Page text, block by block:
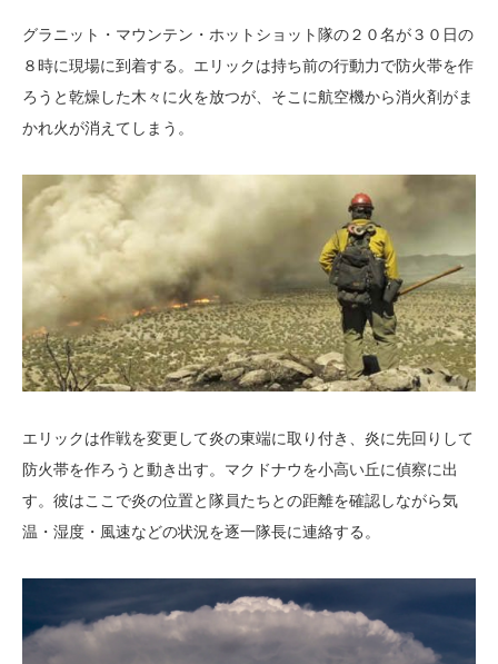
グラニット・マウンテン・ホットショット隊の２０名が３０日の
８時に現場に到着する。エリックは持ち前の行動力で防火帯を作
ろうと乾燥した木々に火を放つが、そこに航空機から消火剤がま
かれ火が消えてしまう。
エリックは作戦を変更して炎の東端に取り付き、炎に先回りして
防火帯を作ろうと動き出す。マクドナウを小高い丘に偵察に出
す。彼はここで炎の位置と隊員たちとの距離を確認しながら気
温・湿度・風速などの状況を逐一隊長に連絡する。